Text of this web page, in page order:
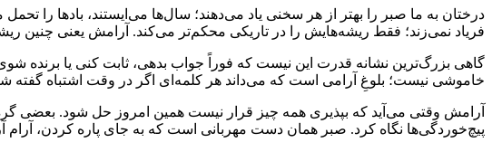
درختان به ما صبر را بهتر از هر سخنی یاد می‌دهند؛ سال‌ها می‌ایستند، بادها را
فریاد نمی‌زند؛ فقط ریشه‌هایش را در تاریکی محکم‌تر می‌کند. آرامش یعنی چنین
گاهی بزرگ‌ترین نشانه قدرت این نیست که فوراً جواب بدهی، ثابت کنی یا برنده
خاموشی نیست؛ بلوغِ آرامی است که می‌داند هر کلمه‌ای اگر در وقت اشتباه گفته
آرامش وقتی می‌آید که بپذیری همه چیز قرار نیست همین امروز حل شود. بعضی
پیچ‌خوردگی‌ها نگاه کرد. صبر همان دست مهربانی است که به جای پاره کردن، آرام